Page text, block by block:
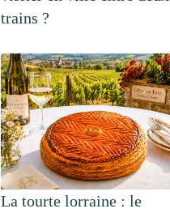
trains ?
La tourte lorraine : le